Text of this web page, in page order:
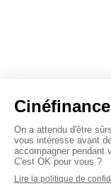
À propos
Baromètres
Cinéscoop
Éditorial